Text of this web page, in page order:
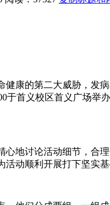
健康的第二大威胁，
于首义校区首义广场
地讨论活动细节，合
动顺利开展打下坚实基